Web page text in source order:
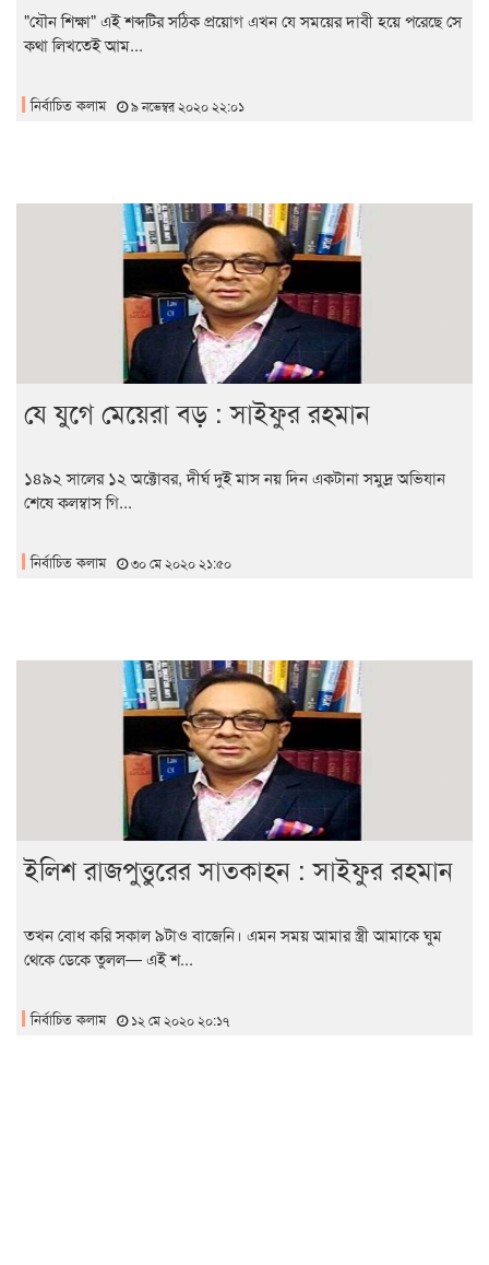
"যৌন শিক্ষা" এই শব্দটির সঠিক প্রয়োগ এখন যে সময়ের দাবী হয়ে পরেছে সে
কথা লিখতেই আম...
নির্বাচিত কলাম ৯ নভেম্বর ২০২০ ২২:০১
যে যুগে মেয়েরা বড় : সাইফুর রহমান
১৪৯২ সালের ১২ অক্টোবর, দীর্ঘ দুই মাস নয় দিন একটানা সমুদ্র অভিযান
শেষে কলম্বাস গি...
নির্বাচিত কলাম ৩০ মে ২০২০ ২১:৫০
ইলিশ রাজপুত্তুরের সাতকাহন : সাইফুর রহমান
তখন বোধ করি সকাল ৯টাও বাজেনি। এমন সময় আমার স্ত্রী আমাকে ঘুম
থেকে ডেকে তুলল— এই শ...
নির্বাচিত কলাম ১২ মে ২০২০ ২০:১৭